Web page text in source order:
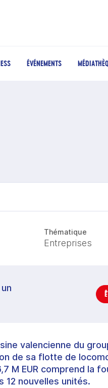
ÉVÉNEMENTS
Thématique
Entreprises
valencienne du
de sa flotte de
M EUR comprend la
12 nouvelles unités.